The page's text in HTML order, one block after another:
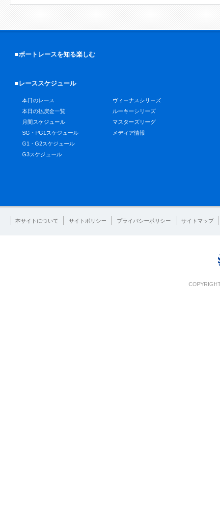
■ボートレースを知る楽しむ
■レーススケジュール
本日のレース
本日の払戻金一覧
月間スケジュール
SG・PG1スケジュール
G1・G2スケジュール
G3スケジュール
ヴィーナスシリーズ
ルーキーシリーズ
マスターズリーグ
メディア情報
本サイトについて サイトポリシー プライバシーポリシー サイトマップ